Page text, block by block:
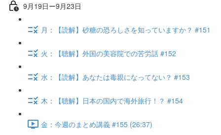
9月19日ー9月23日
月：【読解】砂糖の恐ろしさを知っていますか？ #151
火：【聴解】外国の美容院での苦労話 #152
水：【読解】あなたは毒親になってない？ #153
木：【聴解】日本の国内で海外旅行！？ #154
金：今週のまとめ講義 #155 (26:37)